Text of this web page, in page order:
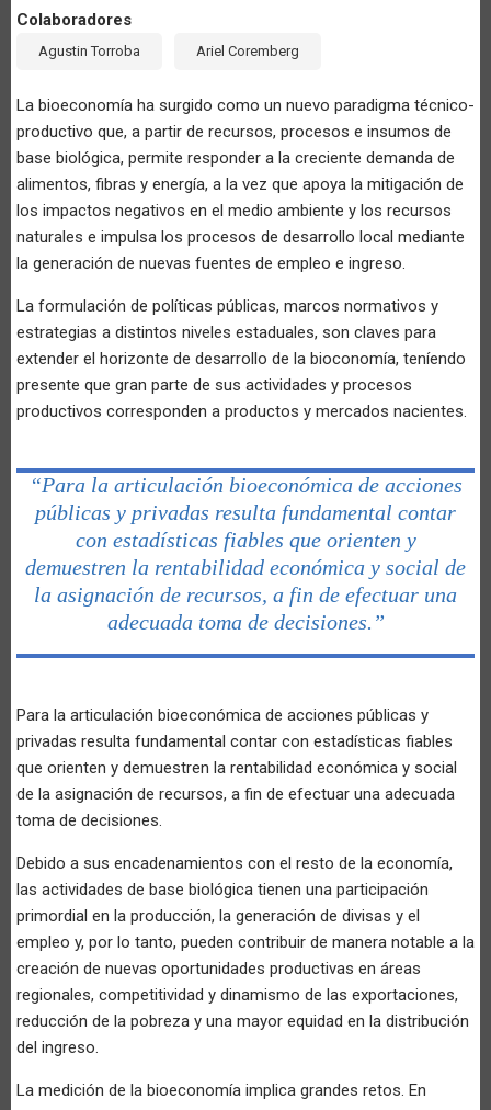
Colaboradores
Agustin Torroba Ariel Coremberg
La bioeconomía ha surgido como un nuevo paradigma técnico-
productivo que, a partir de recursos, procesos e insumos de
base biológica, permite responder a la creciente demanda de
alimentos, fibras y energía, a la vez que apoya la mitigación de
los impactos negativos en el medio ambiente y los recursos
naturales e impulsa los procesos de desarrollo local mediante
la generación de nuevas fuentes de empleo e ingreso.
La formulación de políticas públicas, marcos normativos y
estrategias a distintos niveles estaduales, son claves para
extender el horizonte de desarrollo de la bioconomía, teníendo
presente que gran parte de sus actividades y procesos
productivos corresponden a productos y mercados nacientes.
“Para la articulación bioeconómica de acciones
públicas y privadas resulta fundamental contar
con estadísticas fiables que orienten y
demuestren la rentabilidad económica y social de
la asignación de recursos, a fin de efectuar una
adecuada toma de decisiones.”
Para la articulación bioeconómica de acciones públicas y
privadas resulta fundamental contar con estadísticas fiables
que orienten y demuestren la rentabilidad económica y social
de la asignación de recursos, a fin de efectuar una adecuada
toma de decisiones.
Debido a sus encadenamientos con el resto de la economía,
las actividades de base biológica tienen una participación
primordial en la producción, la generación de divisas y el
empleo y, por lo tanto, pueden contribuir de manera notable a la
creación de nuevas oportunidades productivas en áreas
regionales, competitividad y dinamismo de las exportaciones,
reducción de la pobreza y una mayor equidad en la distribución
del ingreso.
La medición de la bioeconomía implica grandes retos. En